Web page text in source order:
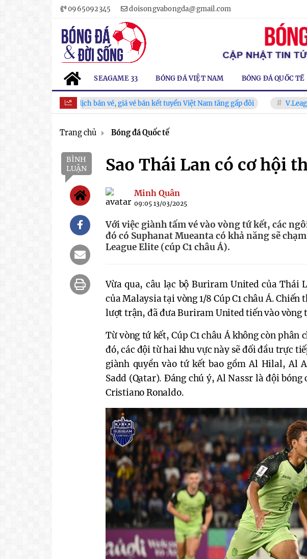
0965092345 doisongvabongda@gmail.com
SEAGAME 33 BÓNG ĐÁ VIỆT NAM BÓNG ĐÁ QUỐC TẾ
VFF công bố lịch bán vé, giá vé bán kết tuyển Việt Nam tăng gấp đôi V.League
Trang chủ Bóng đá Quốc tế
BÌNH
LUẬN
Sao Thái Lan có cơ hội
Minh Quân
09:05 13/03/2025
Với việc giành tấm vé vào vòng tứ kết, các
đó có Suphanat Mueanta có khả năng sẽ
League Elite (cúp C1 châu Á).
Vừa qua, câu lạc bộ Buriram United của Thái
của Malaysia tại vòng 1/8 Cúp C1 châu Á.
lượt trận, đã đưa Buriram United tiến vào vòng
Từ vòng tứ kết, Cúp C1 châu Á không còn
đó, các đội từ hai khu vực này sẽ đối đầu trực
giành quyền vào tứ kết bao gồm Al Hilal, Al
Sadd (Qatar). Đáng chú ý, Al Nassr là đội bóng
Cristiano Ronaldo.